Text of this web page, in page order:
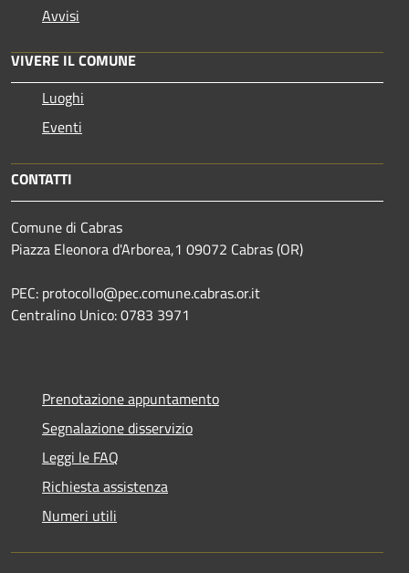
Avvisi
VIVERE IL COMUNE
Luoghi
Eventi
CONTATTI
Comune di Cabras
Piazza Eleonora d'Arborea,1 09072 Cabras (OR)
PEC: protocollo@pec.comune.cabras.or.it
Centralino Unico: 0783 3971
Prenotazione appuntamento
Segnalazione disservizio
Leggi le FAQ
Richiesta assistenza
Numeri utili